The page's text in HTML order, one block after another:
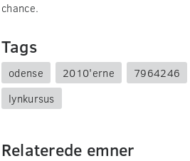
chance.
Tags
odense 2010'erne 7964246
lynkursus
Relaterede emner